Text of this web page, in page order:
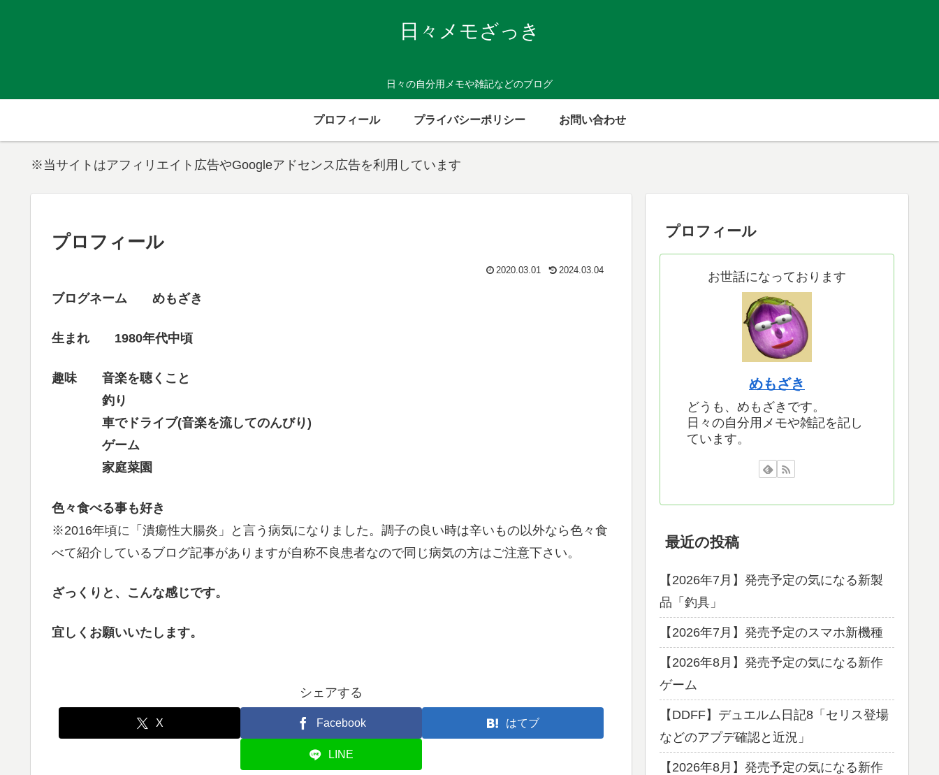
日々メモざっき
日々の自分用メモや雑記などのブログ
プロフィール プライバシーポリシー お問い合わせ
※当サイトはアフィリエイト広告やGoogleアドセンス広告を利用しています
プロフィール
2020.03.01 2024.03.04
ブログネーム めもざき
生まれ 1980年代中頃
趣味 音楽を聴くこと
釣り
車でドライブ(音楽を流してのんびり)
ゲーム
家庭菜園
色々食べる事も好き
※2016年頃に「潰瘍性大腸炎」と言う病気になりました。調子の良い時は辛いもの以外なら色々食
べて紹介しているブログ記事がありますが自称不良患者なので同じ病気の方はご注意下さい。
ざっくりと、こんな感じです。
宜しくお願いいたします。
シェアする
X Facebook はてブ
LINE
プロフィール
お世話になっております
めもざき
どうも、めもざきです。
日々の自分用メモや雑記を記し
ています。
最近の投稿
【2026年7月】発売予定の気になる新製
品「釣具」
【2026年7月】発売予定のスマホ新機種
【2026年8月】発売予定の気になる新作
ゲーム
【DDFF】デュエルム日記8「セリス登場
などのアプデ確認と近況」
【2026年8月】発売予定の気になる新作